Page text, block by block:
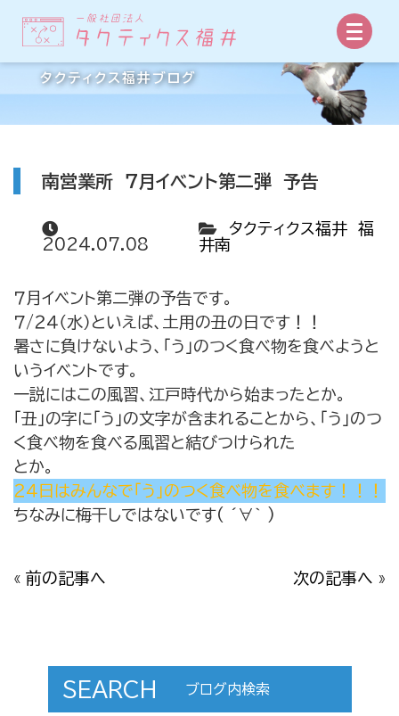
事業所からの手紙
タクティクス福井ブログ
南営業所 ７月イベント第二弾 予告
2024.07.08
タクティクス福井 福
井南
７月イベント第二弾の予告です。
７/２４（水）といえば、土用の丑の日です！！
暑さに負けないよう、「う」のつく食べ物を食べようと
いうイベントです。
一説にはこの風習、江戸時代から始まったとか。
「丑」の字に「う」の文字が含まれることから、「う」のつ
く食べ物を食べる風習と結びつけられた
とか。
２４日はみんなで「う」のつく食べ物を食べます！！！
ちなみに梅干しではないです( ´∀｀ )
« 前の記事へ 次の記事へ »
SEARCH ブログ内検索